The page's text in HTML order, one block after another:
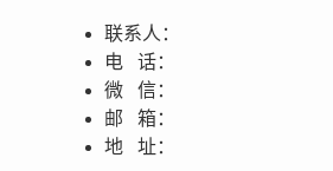
联系人：
电 话：
微 信：
邮 箱：
地 址：